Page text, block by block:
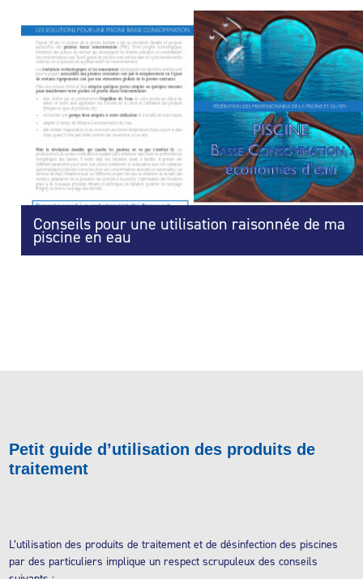
Conseils pour une utilisation raisonnée de ma
piscine en eau
Petit guide d’utilisation des produits de
traitement
L’utilisation des produits de traitement et de désinfection des piscines
par des particuliers implique un respect scrupuleux des conseils